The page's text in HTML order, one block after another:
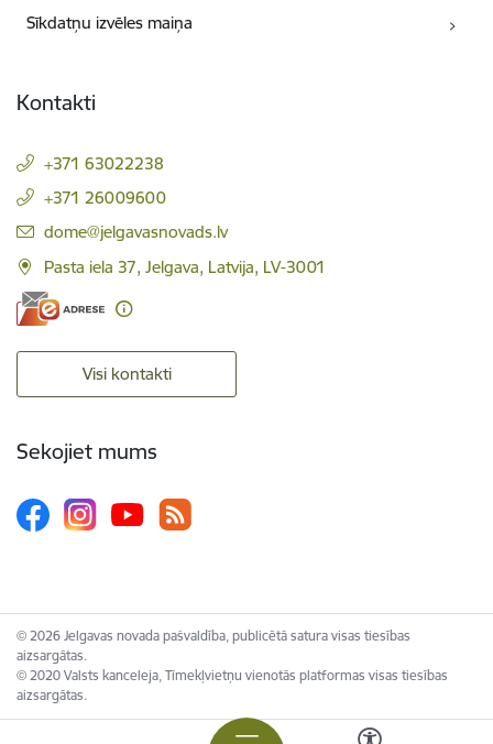
Sīkdatņu izvēles maiņa
Kontakti
+371 63022238
+371 26009600
E-pasts:
dome@jelgavasnovads.lv
Pasta iela 37, Jelgava, Latvija, LV-3001
Visi kontakti
Sekojiet mums
© 2026 Jelgavas novada pašvaldība, publicētā satura visas tiesības
aizsargātas.
© 2020 Valsts kanceleja, Tīmekļvietņu vienotās platformas visas tiesības
aizsargātas.